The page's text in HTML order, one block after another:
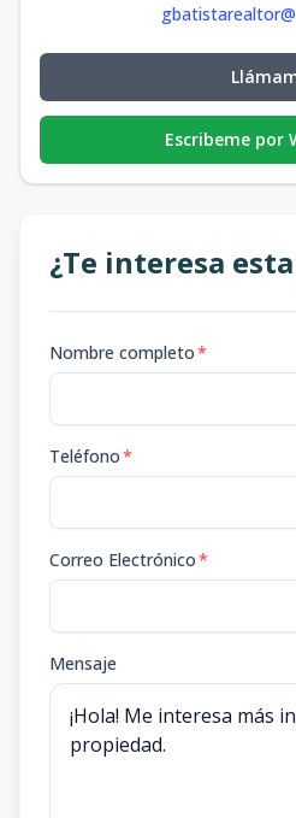
Escribeme por
¿Te interesa
Nombre completo*
Teléfono*
Correo Electrónico*
Mensaje